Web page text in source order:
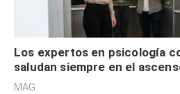
Los expertos en psicología
saludan siempre en el
defensiva y tienen apertura
MAG.